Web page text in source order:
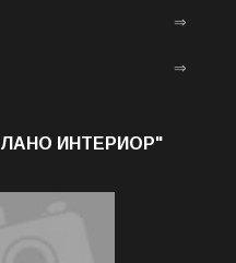
⇒
⇒
ИНТЕРИОР"